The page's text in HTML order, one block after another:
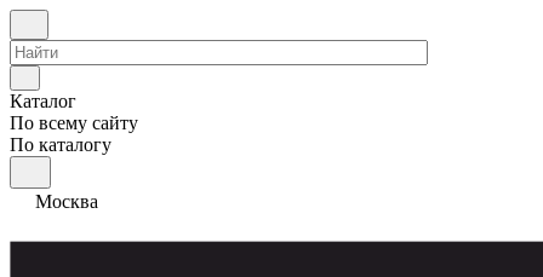
Каталог
По всему сайту
По каталогу
Москва